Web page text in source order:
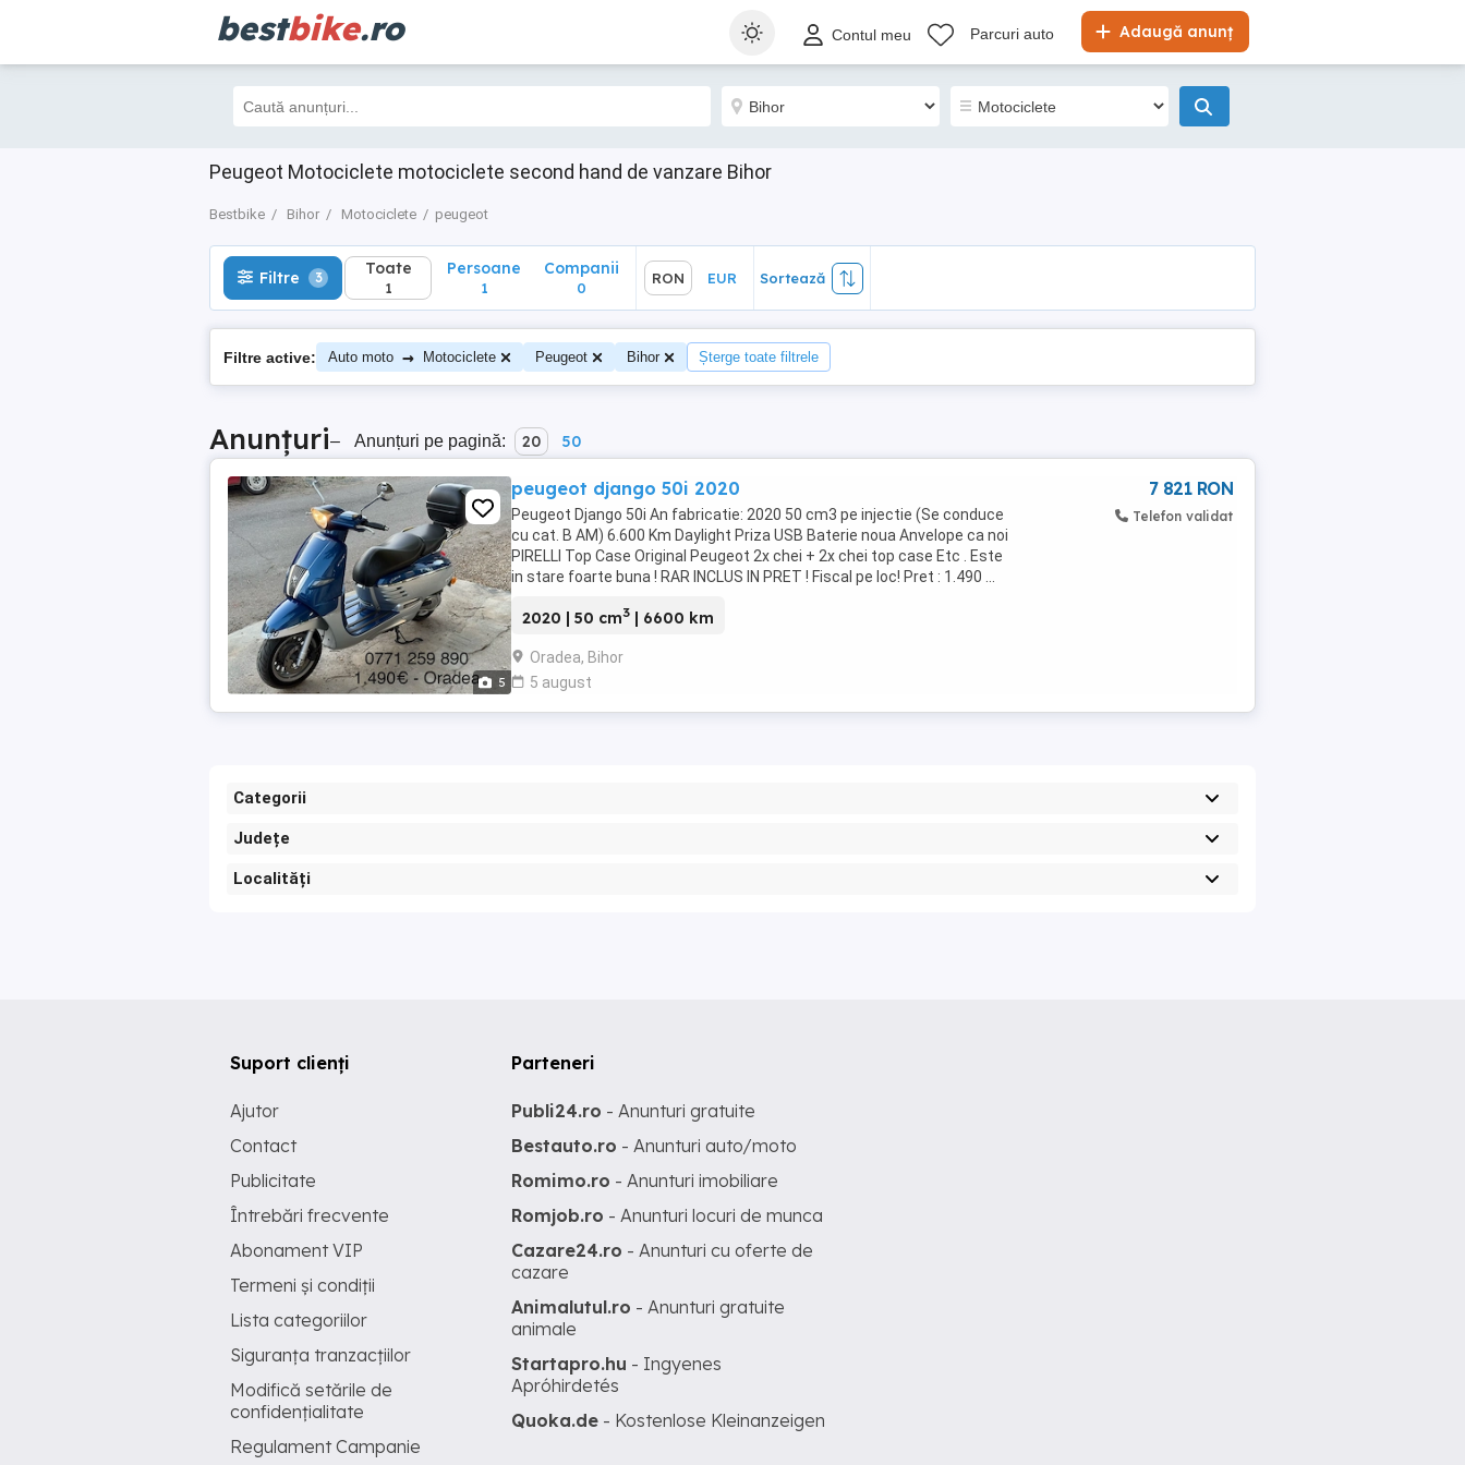
bestbike.ro Adaugă anunț
Contul meu Parcuri auto
Peugeot Motociclete motociclete second hand de vanzare Bihor
Bestbike Bihor Motociclete peugeot
Filtre 3 Toate
1
Sortează
Filtre 3 Toate
1
Persoane
1
Companii
0
RON EUR Sortează
Filtre active: Auto moto → Motociclete Peugeot Bihor Șterge toate filtrele
Anunțuri– Anunțuri pe pagină: 20 50
5
peugeot django 50i 2020
Peugeot Django 50i An fabricatie: 2020 50 cm3 pe injectie (Se conduce
cu cat. B AM) 6.600 Km Daylight Priza USB Baterie noua Anvelope ca noi
PIRELLI Top Case Original Peugeot 2x chei + 2x chei top case Etc . Este
in stare foarte buna ! RAR INCLUS IN PRET ! Fiscal pe loc! Pret : 1.490 ...
2020 | 50 cm3 | 6600 km
Oradea, Bihor
5 august
7 821 RON
Telefon validat
Categorii
Județe
Localități
Suport clienți
Ajutor
Contact
Publicitate
Întrebări frecvente
Abonament VIP
Termeni și condiții
Lista categoriilor
Siguranța tranzacțiilor
Modifică setările de
confidențialitate
Regulament Campanie
Parteneri
Publi24.ro - Anunturi gratuite
Bestauto.ro - Anunturi auto/moto
Romimo.ro - Anunturi imobiliare
Romjob.ro - Anunturi locuri de munca
Cazare24.ro - Anunturi cu oferte de
cazare
Animalutul.ro - Anunturi gratuite
animale
Startapro.hu - Ingyenes
Apróhirdetés
Quoka.de - Kostenlose Kleinanzeigen